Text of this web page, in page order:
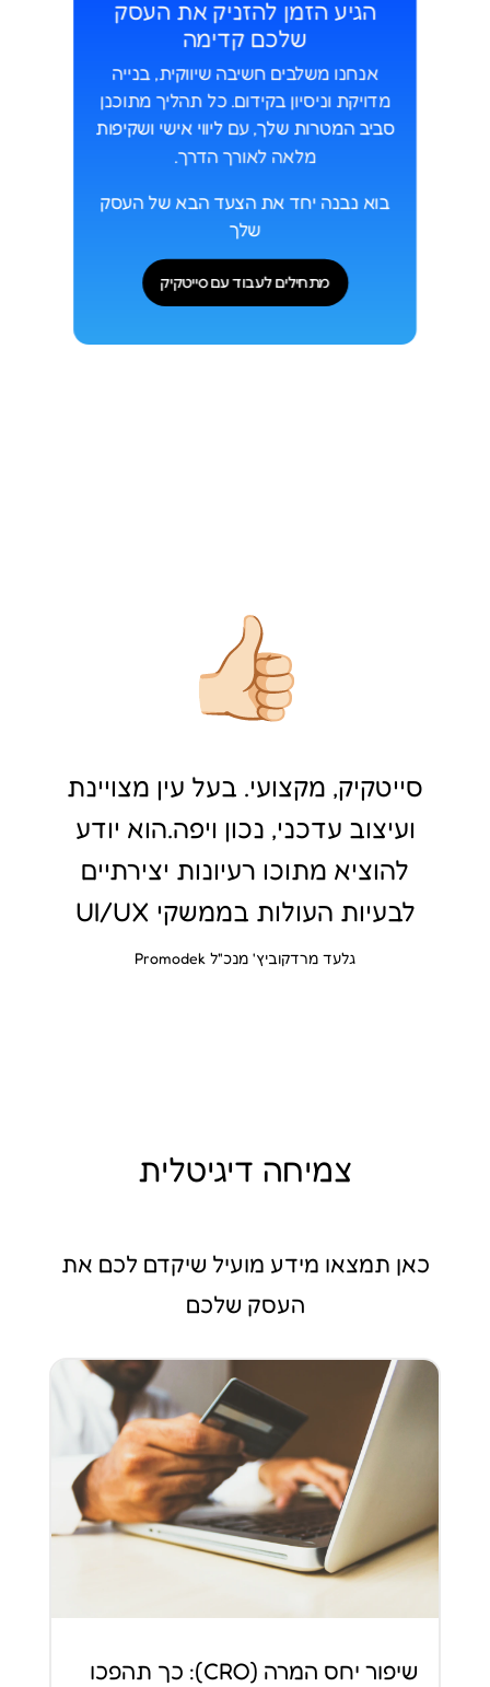
הגיע הזמן להזניק את העסק
שלכם קדימה
אנחנו משלבים חשיבה שיווקית, בנייה
מדויקת וניסיון בקידום. כל תהליך מתוכנן
סביב המטרות שלך, עם ליווי אישי ושקיפות
מלאה לאורך הדרך.
בוא נבנה יחד את הצעד הבא של העסק
שלך
מתחילים לעבוד עם סייטקיק
סייטקיק, מקצועי. בעל עין מצויינת
ועיצוב עדכני, נכון ויפה.הוא יודע
להוציא מתוכו רעיונות יצירתיים
לבעיות העולות בממשקי UI/UX
גלעד מרדקוביץ' מנכ"ל Promodek
צמיחה דיגיטלית
כאן תמצאו מידע מועיל שיקדם לכם את
העסק שלכם
שיפור יחס המרה (CRO): כך תהפכו